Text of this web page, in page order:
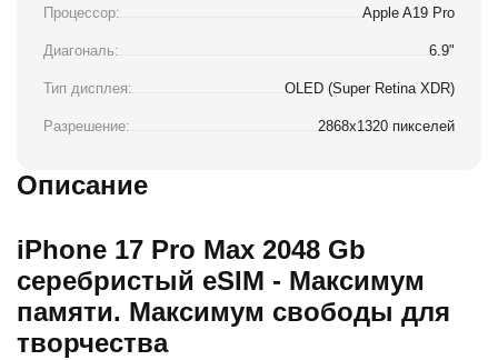
Процессор: Apple A19 Pro
Диагональ: 6.9"
Тип дисплея: OLED (Super Retina XDR)
Разрешение: 2868x1320 пикселей
Описание
iPhone 17 Pro Max 2048 Gb
серебристый eSIM - Максимум
памяти. Максимум свободы для
творчества